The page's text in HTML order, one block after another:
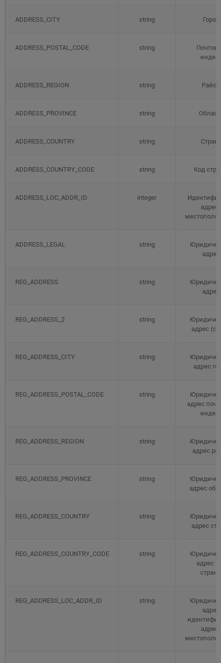
ADDRESS_CITY string Город
ADDRESS_POSTAL_CODE string
ADDRESS_REGION string Район
ADDRESS_PROVINCE string
ADDRESS_COUNTRY string
ADDRESS_COUNTRY_CODE string Код
ADDRESS_LOC_ADDR_ID integer
ADDRESS_LEGAL string
адрес
REG_ADDRESS string
адрес
REG_ADDRESS_2 string
адрес
REG_ADDRESS_CITY string
адрес
REG_ADDRESS_POSTAL_CODE string
адрес
REG_ADDRESS_REGION string
адрес
REG_ADDRESS_PROVINCE string
адрес
REG_ADDRESS_COUNTRY string
адрес
REG_ADDRESS_COUNTRY_CODE string
адрес
REG_ADDRESS_LOC_ADDR_ID string
адрес